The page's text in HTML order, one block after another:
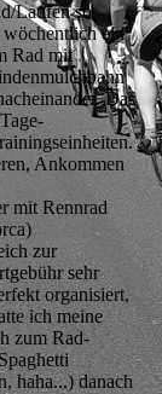
Laufen so
wöchentlich ein
Rad mit
Das
Ankommen
mit Rennrad
zur
sehr
organisiert,
ich meine
zum Rad-
haha...) danach